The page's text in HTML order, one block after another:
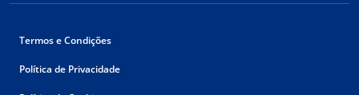
Termos e Condições
Política de Privacidade